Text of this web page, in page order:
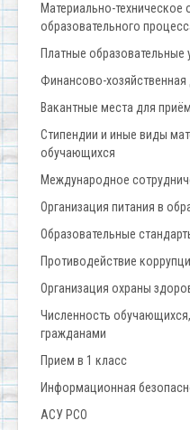
Материально-
образовательного
Платные образовательные
Финансово-хозяйственная
Вакантные места для
Стипендии и иные виды
обучающихся
Международное
Организация питания в
Образовательные
Противодействие
Организация охраны
Численность
гражданами
Прием в 1 класс
Информационная
АСУ РСО